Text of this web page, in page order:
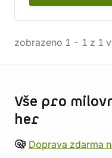
zobrazeno 1 - 1 z 1
Vše pro
her
Doprava zdarma